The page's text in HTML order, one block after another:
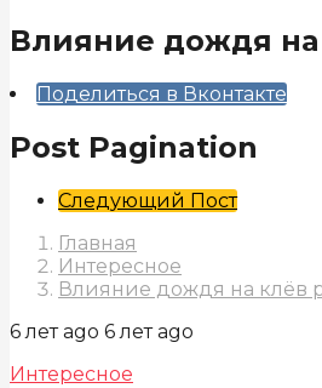
Влияние дождя
Поделиться в Вконтакте
Post Pagination
Следующий Пост
Главная
Интересное
Влияние дождя на клёв
6 лет ago 6 лет ago
Интересное